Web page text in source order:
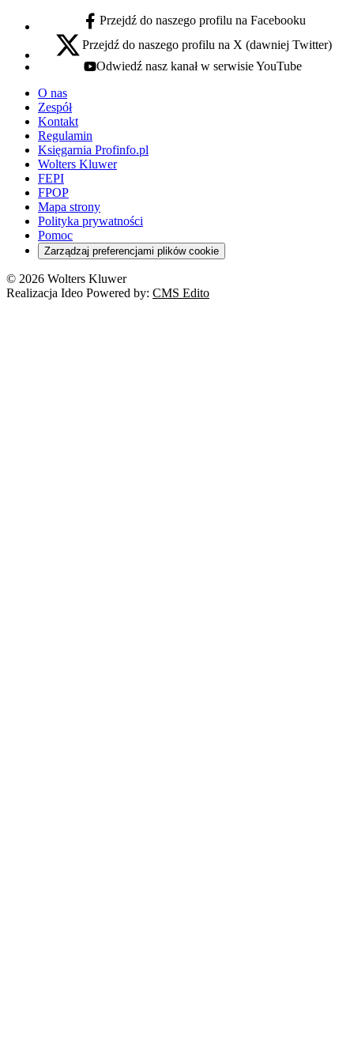
facebook - otwiera się w nowej karcie
Przejdź do naszego profilu na Facebooku
x - otwiera się w nowej karcie
Przejdź do naszego profilu na X (dawniej Twitter)
youtube - otwiera się w nowej karcie
Odwiedź nasz kanał w serwisie YouTube
O nas
Zespół
Kontakt
Regulamin
Księgarnia Profinfo.pl
Wolters Kluwer
FEPI
FPOP
Mapa strony
Polityka prywatności
Pomoc
Zarządzaj preferencjami plików cookie
© 2026 Wolters Kluwer
Realizacja Ideo Powered by: CMS Edito